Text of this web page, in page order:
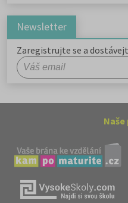
Newsletter
Zaregistrujte se a